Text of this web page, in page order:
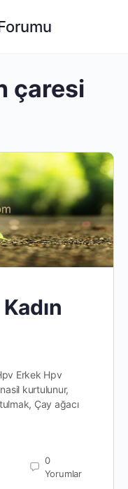
çaresi
Erkek Hpv
kurtulunur,
Çay ağacı
0
Yorumlar